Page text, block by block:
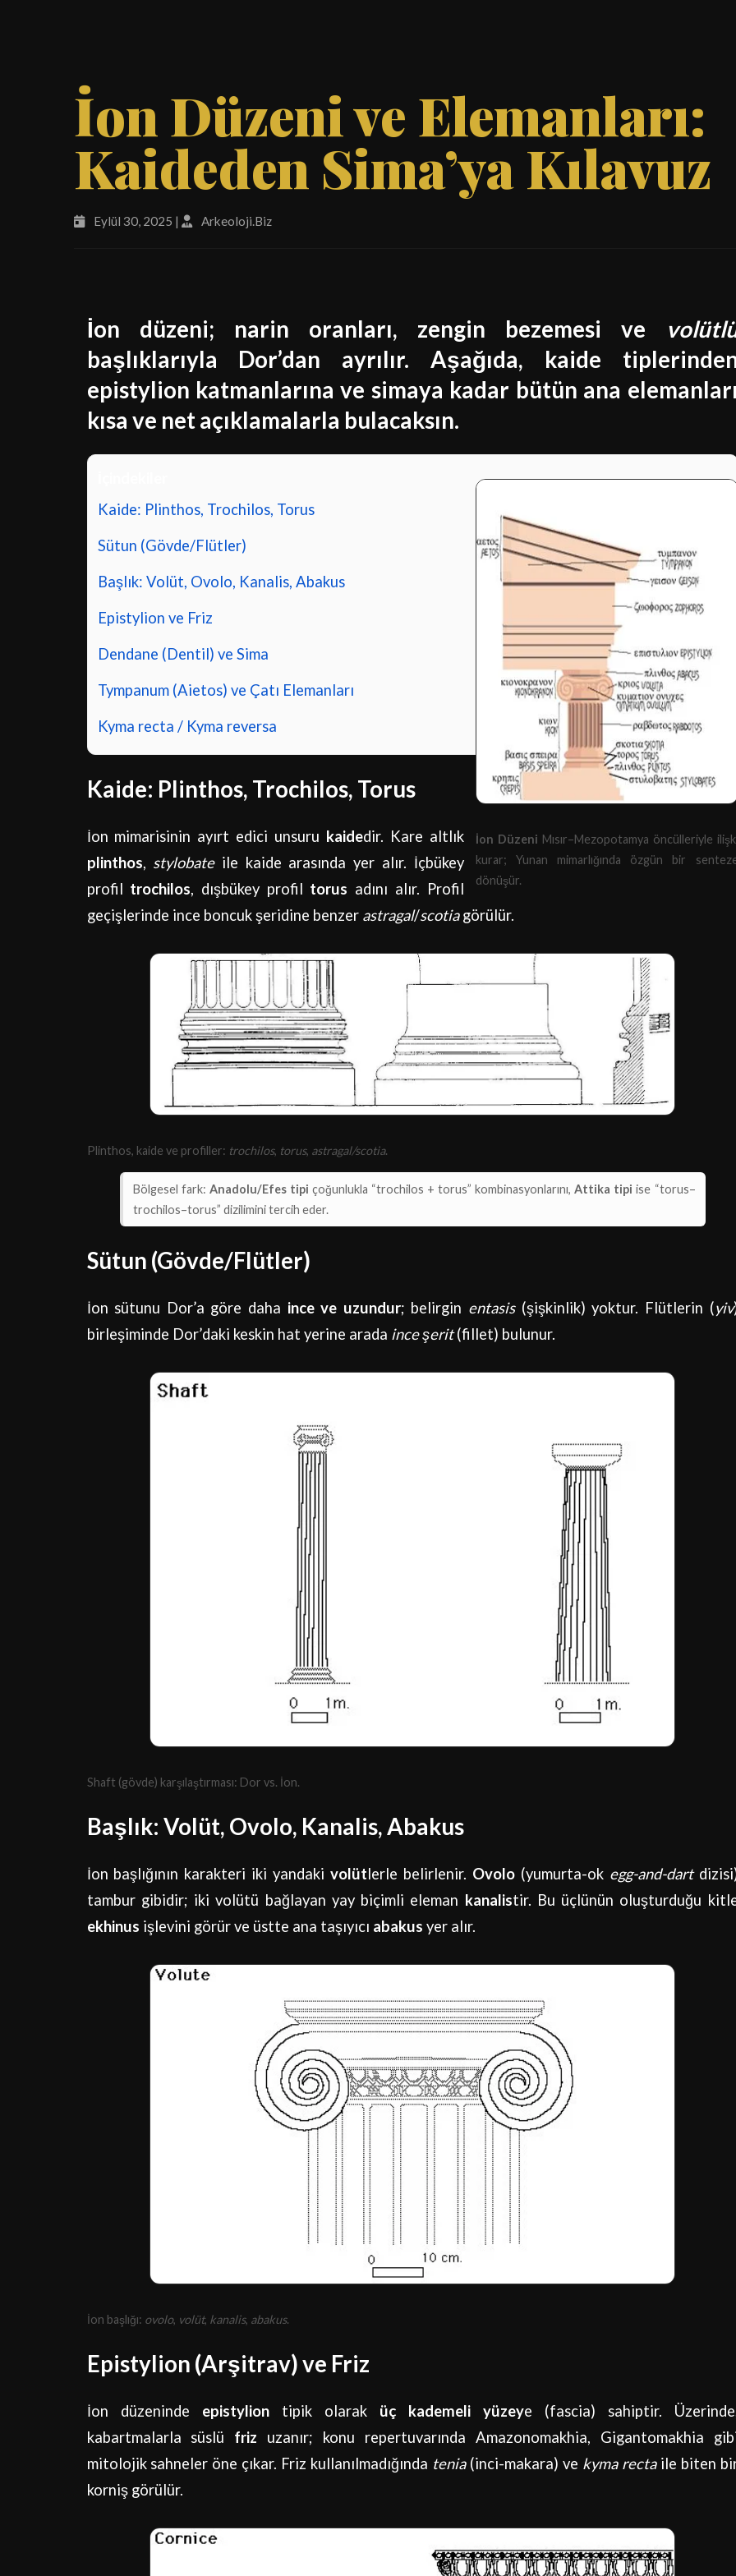
İon Düzeni ve Elemanları:
Kaideden Sima’ya Kılavuz
Eylül 30, 2025 | Arkeoloji.Biz
İon düzeni; narin oranları, zengin bezemesi ve
başlıklarıyla Dor’dan ayrılır. Aşağıda, kaide
epistylion katmanlarına ve simaya kadar bütün ana
kısa ve net açıklamalarla bulacaksın.
İon Düzeni Mısır–Mezopotamya öncülleriyle
kurar; Yunan mimarlığında özgün bir
dönüşür.
Kaide: Plinthos, Trochilos, Torus
Sütun (Gövde/Flütler)
Başlık: Volüt, Ovolo, Kanalis, Abakus
Epistylion ve Friz
Dendane (Dentil) ve Sima
Tympanum (Aietos) ve Çatı Elemanları
Kyma recta / Kyma reversa
Kaide: Plinthos, Trochilos, Torus
İon mimarisinin ayırt edici unsuru kaidedir. Kare altlık
plinthos, stylobateile kaide arasında yer alır. İçbükey
profil trochilos, dışbükey profil torus adını alır. Profil
geçişlerinde ince boncuk şeridine benzer astragal/scotiagörülür.
Plinthos, kaide ve profiller: trochilos, torus, astragal/scotia.
Bölgesel fark: Anadolu/Efes tipi çoğunlukla “trochilos + torus” kombinasyonlarını,Attika tipi ise “torus–
trochilos–torus” dizilimini tercih eder.
Sütun (Gövde/Flütler)
İon sütunu Dor’a göre daha ince ve uzundur; belirgin entasis(şişkinlik) yoktur. Flütlerin (yiv
birleşiminde Dor’daki keskin hat yerine arada ince şerit(fillet) bulunur.
Shaft (gövde) karşılaştırması: Dor vs. İon.
Başlık: Volüt, Ovolo, Kanalis, Abakus
İon başlığının karakteri iki yandaki volütlerle belirlenir. Ovolo(yumurta-ok egg-and-dart
tambur gibidir; iki volütü bağlayan yay biçimli eleman kanalistir. Bu üçlünün oluşturduğu
ekhinus işlevini görür ve üstte ana taşıyıcı abakus yer alır.
İon başlığı: ovolo, volüt, kanalis, abakus.
Epistylion (Arşitrav) ve Friz
İon düzeninde epistyliontipik olarak üç kademeli yüzeye (fascia) sahiptir.
kabartmalarla süslü friz uzanır; konu repertuvarında Amazonomakhia, Gigantomakhia
mitolojik sahneler öne çıkar. Friz kullanılmadığında tenia(inci-makara) ve kyma rectaile biten
korniş görülür.